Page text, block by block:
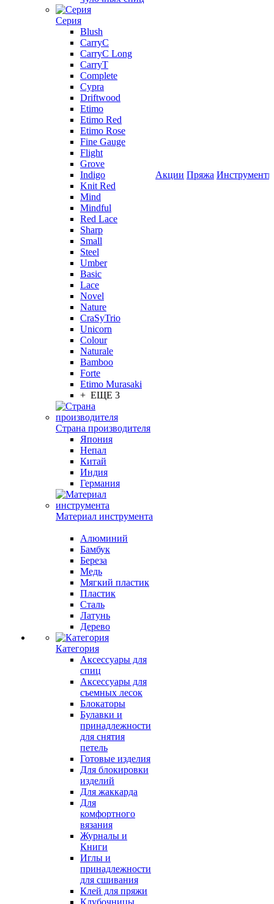
Серия
Blush
CarryC
CarryC Long
CarryT
Complete
Cypra
Driftwood
Etimo
Etimo Red
Etimo Rose
Fine Gauge
Flight
Grove
Indigo
Knit Red
Mind
Mindful
Red Lace
Sharp
Small
Steel
Umber
Basic
Lace
Novel
Nature
CraSyTrio
Unicorn
Colour
Naturale
Bamboo
Forte
Etimo Murasaki
+ ЕЩЕ 3
Страна производителя
Япония
Непал
Китай
Индия
Германия
Материал инструмента
Алюминий
Бамбук
Береза
Медь
Мягкий пластик
Пластик
Сталь
Латунь
Дерево
Категория
Аксессуары для
спиц
Аксессуары для
съемных лесок
Блокаторы
Булавки и
принадлежности
для снятия
петель
Готовые изделия
Для блокировки
изделий
Для жаккарда
Для
комфортного
вязания
Журналы и
Книги
Иглы и
принадлежности
для сшивания
Клей для пряжи
Клубочницы
Акции Пряжа Инструменты